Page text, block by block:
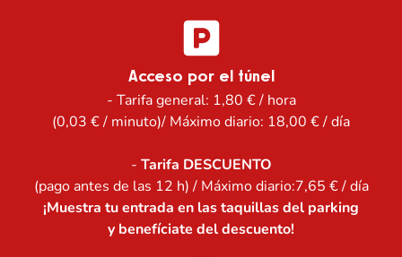
Acceso por el túnel
- Tarifa general: 1,80 € / hora
(0,03 € / minuto)/ Máximo diario: 18,00 € / día
- Tarifa DESCUENTO
(pago antes de las 12 h) / Máximo diario:7,65 € / día
¡Muestra tu entrada en las taquillas del parking
y benefíciate del descuento!